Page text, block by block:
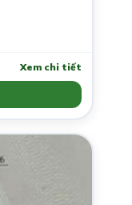
Xem chi tiết